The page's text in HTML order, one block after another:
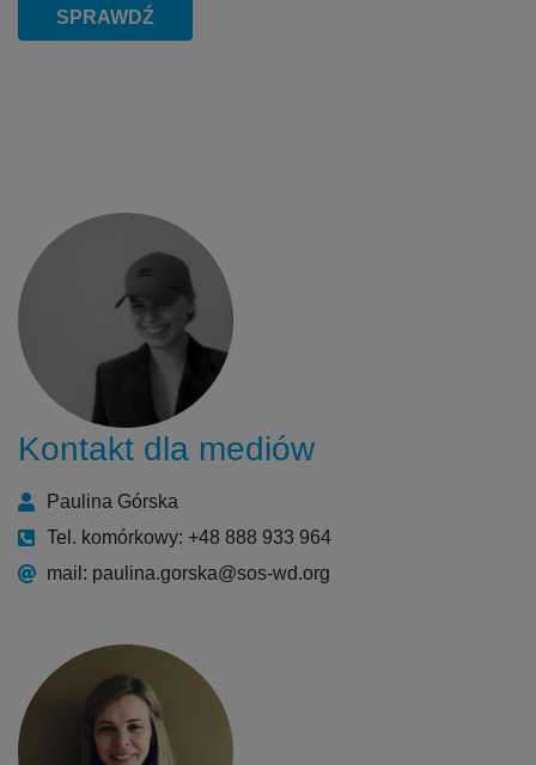
SPRAWDŹ
Kontakt dla mediów
Paulina Górska
Tel. komórkowy: +48 888 933 964
mail: paulina.gorska@sos-wd.org